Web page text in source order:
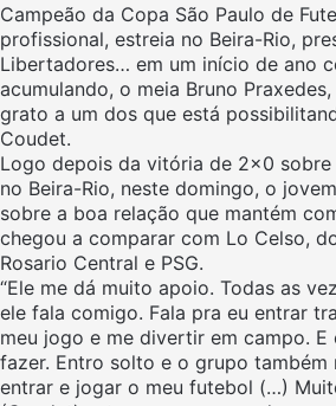
Campeão da Copa São Paulo de
profissional, estreia no Beira-Rio,
Libertadores… em um início de ano
acumulando, o meia Bruno
grato a um dos que está
Coudet.
Logo depois da vitória de 2×0 sobre
no Beira-Rio, neste domingo, o
sobre a boa relação que mantém
chegou a comparar com Lo Celso,
Rosario Central e PSG.
“Ele me dá muito apoio. Todas as
ele fala comigo. Fala pra eu entrar
meu jogo e me divertir em campo. E
fazer. Entro solto e o grupo também
entrar e jogar o meu futebol (…)